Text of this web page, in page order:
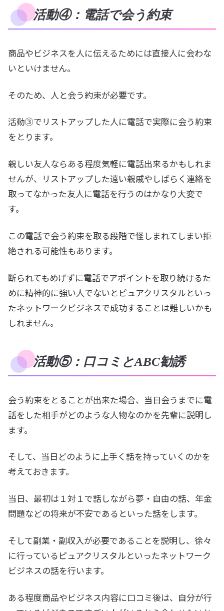
活動④：電話で会う約束
商品やビジネスを人に伝えるためには直接人に会わな
いといけません。
そのため、人と会う約束が必要です。
活動③でリストアップした人に電話で実際に会う約束
をとります。
親しい友人ならある程度気軽に電話出来るかもしれま
せんが、リストアップした遠い親戚やしばらく連絡を
取ってなかった友人に電話を行うのはかなり大変で
す。
この電話で会う約束を取る段階で怪しまれてしまい拒
絶される可能性もあります。
断られてもめげずに電話でアポイントを取り続けるた
めに精神的に強い人でないとピュアクリスタルといっ
たネットワークビジネスで成功することは難しいかも
しれません。
活動⑤：口コミとABC勧誘
会う約束をとることが出来た場合、当日会うまでに電
話をした相手がどのような人物なのかを先輩に説明し
ます。
そして、当日どのように上手く話を持っていくのかを
考えておきます。
当日、最初は１対１で話しながら夢・自由の話、年金
問題などの将来が不安であるといった話をします。
そして副業・副収入が必要であることを説明し、徐々
に行っているピュアクリスタルといったネットワーク
ビジネスの話を行います。
ある程度商品やビジネス内容に口コミ後は、自分が行